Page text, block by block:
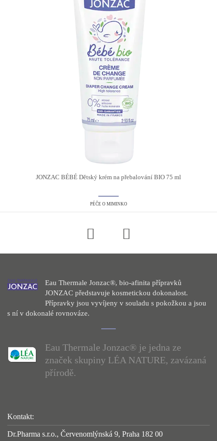
JONZAC BÉBÉ Dětský krém na přebalování BIO 75 ml
PÉČE O MIMINKO
Eau Thermale Jonzac®, bio-afinita přípravků
JONZAC představuje kosmetickou dokonalost.
Přípravky jsou vyvíjeny v souladu s pokožkou a jsou
s ní v dokonalé rovnováze.
Eau Thermale Jonzac® je jedna ze
značek skupiny LÉA NATURE, zavázaná
přírodě.
Kontakt:
Dr.Pharma s.r.o., Červenomlýnská 9, Praha 182 00